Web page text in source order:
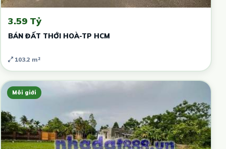
3.59 Tỷ
BÁN ĐẤT THỚI HOÀ-TP HCM
103.2 m²
Môi giới